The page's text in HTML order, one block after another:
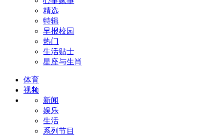
精选
特辑
早报校园
热门
生活贴士
星座与生肖
体育
视频
新闻
娱乐
生活
系列节目